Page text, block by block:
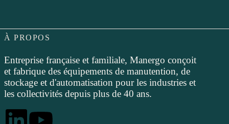
À PROPOS
Entreprise française et familiale, Manergo conçoit
et fabrique des équipements de manutention, de
stockage et d'automatisation pour les industries et
les collectivités depuis plus de 40 ans.